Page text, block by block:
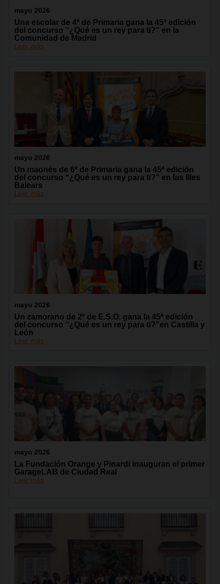
mayo 2026
Una escolar de 4º de Primaria gana la 45ª edición
del concurso “¿Qué es un rey para ti?” en la
Comunidad de Madrid
Leer más
mayo 2026
Un maonés de 6º de Primaria gana la 45ª edición
del concurso “¿Qué es un rey para ti?” en las Illes
Balears
Leer más
mayo 2026
Un zamorano de 2º de E.S.O. gana la 45ª edición
del concurso “¿Qué es un rey para ti?”en Castilla y
León
Leer más
mayo 2026
La Fundación Orange y Pinardi inauguran el primer
GarageLAB de Ciudad Real
Leer más